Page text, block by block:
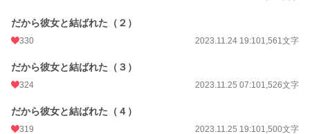
だから彼女と結ばれた（２）
330 2023.11.24 19:101,561文字
だから彼女と結ばれた（３）
324 2023.11.25 07:101,526文字
だから彼女と結ばれた（４）
319 2023.11.25 19:101,500文字